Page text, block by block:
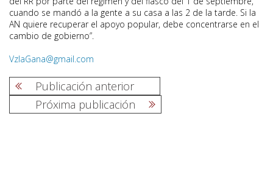
cuando se mandó a la gente a su casa a las 2 de la tarde. Si la
AN quiere recuperar el apoyo popular, debe concentrarse en el
cambio de gobierno”.
VzlaGana@gmail.com
Navegación
Publicación anterior
Próxima publicación